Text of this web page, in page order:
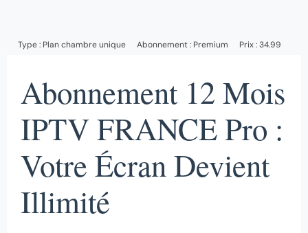
Type : Plan chambre unique Abonnement : Premium Prix : 34.99
Abonnement 12 Mois
IPTV FRANCE Pro :
Votre Écran Devient
Illimité